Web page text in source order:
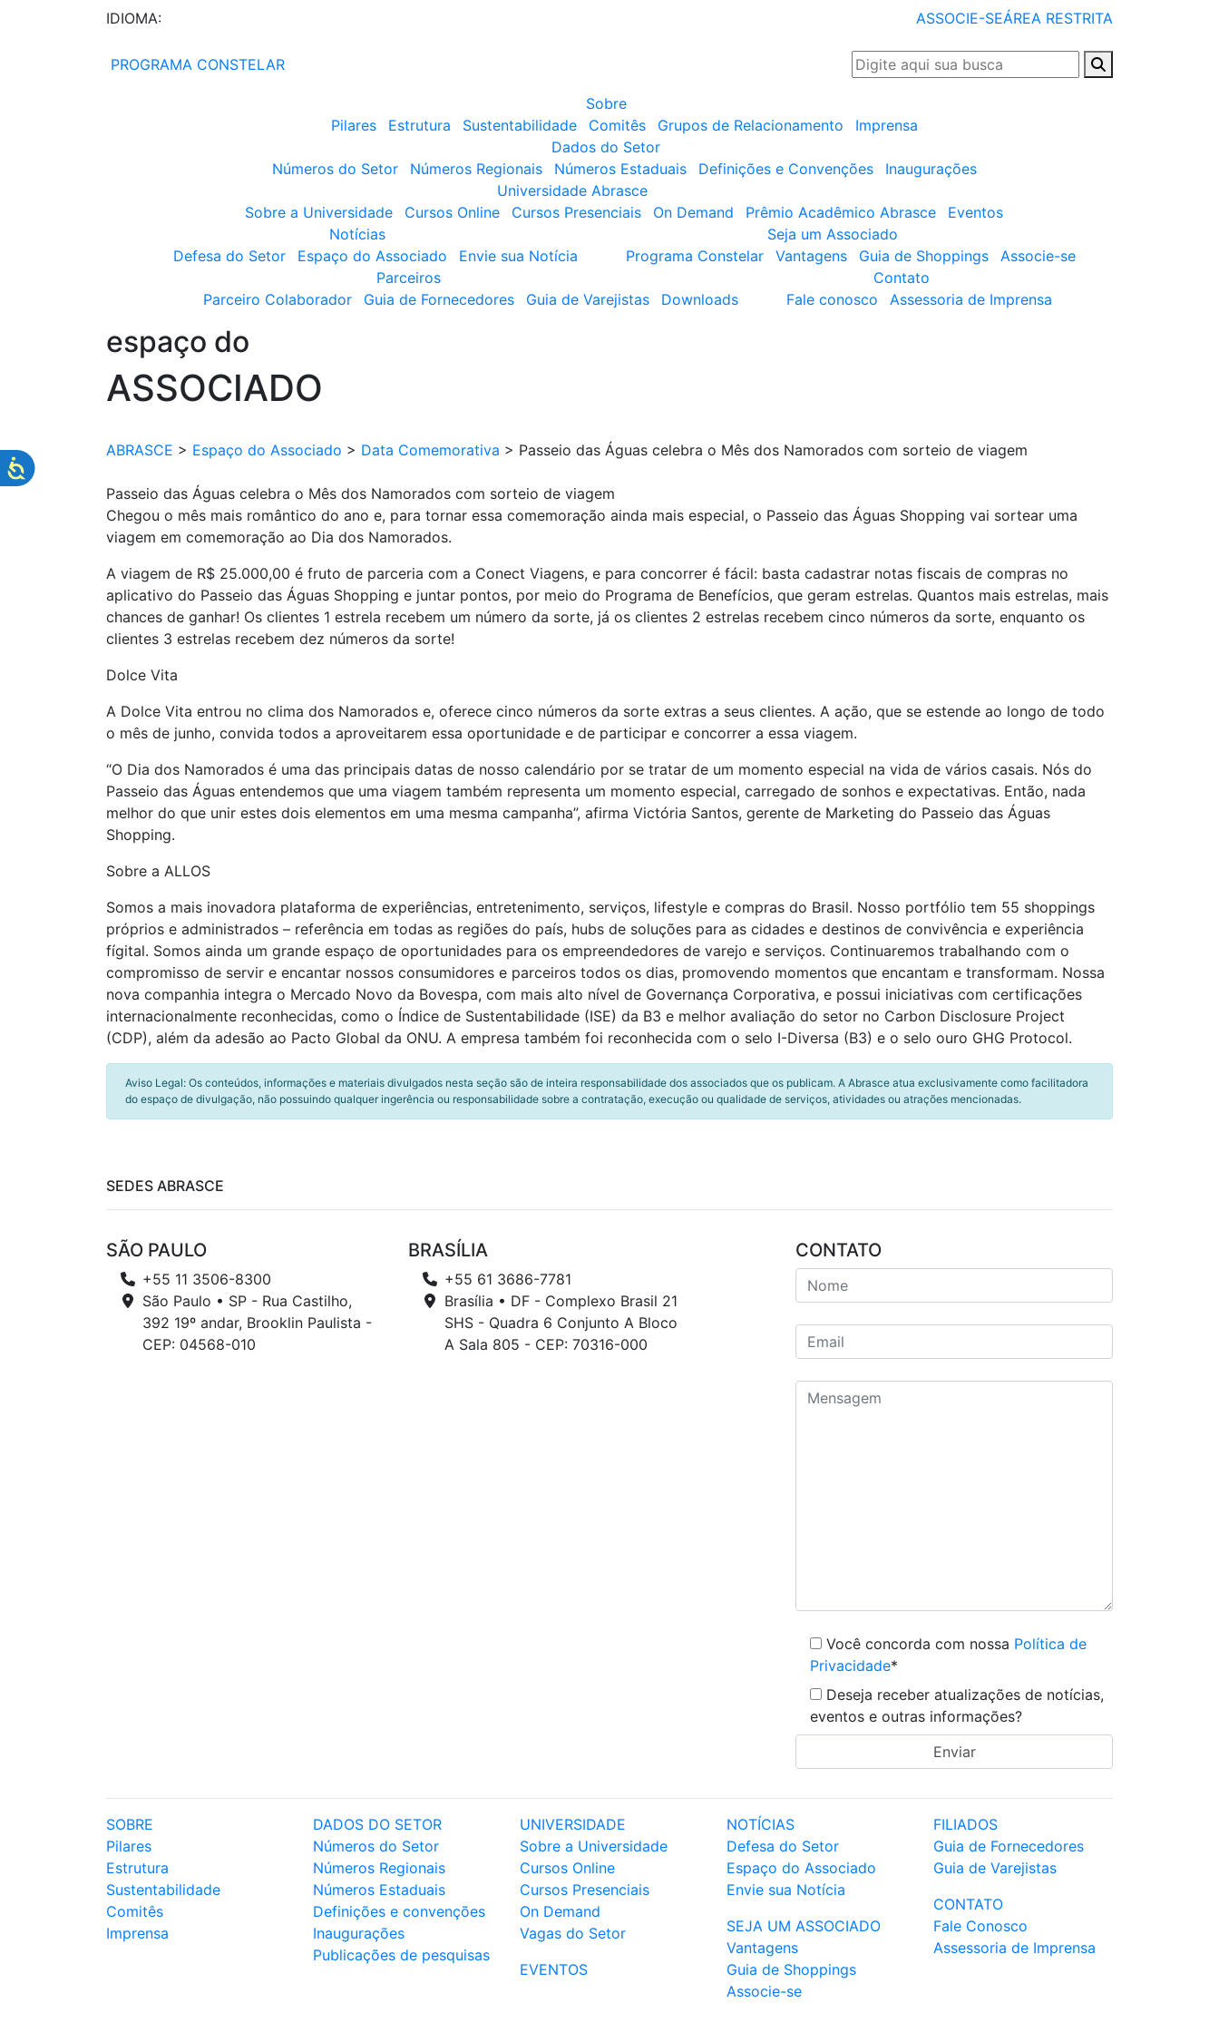
IDIOMA: ASSOCIE-SEÁREA RESTRITA
PROGRAMA CONSTELAR
Sobre
Pilares
Estrutura Sustentabilidade Comitês Grupos de Relacionamento
Imprensa
Dados do Setor
Números do Setor
Números Regionais Números Estaduais Definições e Convenções
Inaugurações
Universidade Abrasce
Sobre a Universidade
Cursos Online Cursos Presenciais On Demand Prêmio Acadêmico Abrasce
Eventos
Notícias
Defesa do Setor
Espaço do Associado Envie sua Notícia
Seja um Associado
Programa Constelar
Vantagens Guia de Shoppings
Associe-se
Parceiros
Parceiro Colaborador
Guia de Fornecedores Guia de Varejistas Downloads
Contato
Fale conosco
Assessoria de Imprensa
espaço do
ASSOCIADO
ABRASCE > Espaço do Associado > Data Comemorativa > Passeio das Águas celebra o Mês dos Namorados com sorteio de viagem
Passeio das Águas celebra o Mês dos Namorados com sorteio de viagem
Chegou o mês mais romântico do ano e, para tornar essa comemoração ainda mais especial, o Passeio das Águas Shopping vai sortear uma
viagem em comemoração ao Dia dos Namorados.
A viagem de R$ 25.000,00 é fruto de parceria com a Conect Viagens, e para concorrer é fácil: basta cadastrar notas fiscais de compras no
aplicativo do Passeio das Águas Shopping e juntar pontos, por meio do Programa de Benefícios, que geram estrelas. Quantos mais estrelas, mais
chances de ganhar! Os clientes 1 estrela recebem um número da sorte, já os clientes 2 estrelas recebem cinco números da sorte, enquanto os
clientes 3 estrelas recebem dez números da sorte!
Dolce Vita
A Dolce Vita entrou no clima dos Namorados e, oferece cinco números da sorte extras a seus clientes. A ação, que se estende ao longo de todo
o mês de junho, convida todos a aproveitarem essa oportunidade e de participar e concorrer a essa viagem.
“O Dia dos Namorados é uma das principais datas de nosso calendário por se tratar de um momento especial na vida de vários casais. Nós do
Passeio das Águas entendemos que uma viagem também representa um momento especial, carregado de sonhos e expectativas. Então, nada
melhor do que unir estes dois elementos em uma mesma campanha”, afirma Victória Santos, gerente de Marketing do Passeio das Águas
Shopping.
Sobre a ALLOS
Somos a mais inovadora plataforma de experiências, entretenimento, serviços, lifestyle e compras do Brasil. Nosso portfólio tem 55 shoppings
próprios e administrados – referência em todas as regiões do país, hubs de soluções para as cidades e destinos de convivência e experiência
fígital. Somos ainda um grande espaço de oportunidades para os empreendedores de varejo e serviços. Continuaremos trabalhando com o
compromisso de servir e encantar nossos consumidores e parceiros todos os dias, promovendo momentos que encantam e transformam. Nossa
nova companhia integra o Mercado Novo da Bovespa, com mais alto nível de Governança Corporativa, e possui iniciativas com certificações
internacionalmente reconhecidas, como o Índice de Sustentabilidade (ISE) da B3 e melhor avaliação do setor no Carbon Disclosure Project
(CDP), além da adesão ao Pacto Global da ONU. A empresa também foi reconhecida com o selo I-Diversa (B3) e o selo ouro GHG Protocol.
Aviso Legal: Os conteúdos, informações e materiais divulgados nesta seção são de inteira responsabilidade dos associados que os publicam. A Abrasce atua exclusivamente como facilitadora
do espaço de divulgação, não possuindo qualquer ingerência ou responsabilidade sobre a contratação, execução ou qualidade de serviços, atividades ou atrações mencionadas.
SEDES ABRASCE
SÃO PAULO
+55 11 3506-8300
São Paulo • SP - Rua Castilho,
392 19º andar, Brooklin Paulista -
CEP: 04568-010
BRASÍLIA
+55 61 3686-7781
Brasília • DF - Complexo Brasil 21
SHS - Quadra 6 Conjunto A Bloco
A Sala 805 - CEP: 70316-000
CONTATO
Você concorda com nossa Política de
Privacidade*
Deseja receber atualizações de notícias,
eventos e outras informações?
SOBRE
Pilares
Estrutura
Sustentabilidade
Comitês
Imprensa
DADOS DO SETOR
Números do Setor
Números Regionais
Números Estaduais
Definições e convenções
Inaugurações
Publicações de pesquisas
UNIVERSIDADE
Sobre a Universidade
Cursos Online
Cursos Presenciais
On Demand
Vagas do Setor
EVENTOS
NOTÍCIAS
Defesa do Setor
Espaço do Associado
Envie sua Notícia
SEJA UM ASSOCIADO
Vantagens
Guia de Shoppings
Associe-se
FILIADOS
Guia de Fornecedores
Guia de Varejistas
CONTATO
Fale Conosco
Assessoria de Imprensa